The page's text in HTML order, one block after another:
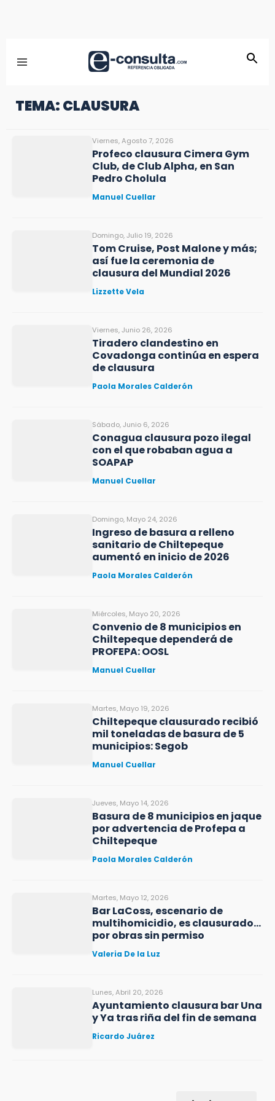
TEMA: CLAUSURA
Viernes, Agosto 7, 2026
Profeco clausura Cimera Gym
Club, de Club Alpha, en San
Pedro Cholula
Manuel Cuellar
Domingo, Julio 19, 2026
Tom Cruise, Post Malone y más;
así fue la ceremonia de
clausura del Mundial 2026
Lizzette Vela
Viernes, Junio 26, 2026
Tiradero clandestino en
Covadonga continúa en espera
de clausura
Paola Morales Calderón
Sábado, Junio 6, 2026
Conagua clausura pozo ilegal
con el que robaban agua a
SOAPAP
Manuel Cuellar
Domingo, Mayo 24, 2026
Ingreso de basura a relleno
sanitario de Chiltepeque
aumentó en inicio de 2026
Paola Morales Calderón
Miércoles, Mayo 20, 2026
Convenio de 8 municipios en
Chiltepeque dependerá de
PROFEPA: OOSL
Manuel Cuellar
Martes, Mayo 19, 2026
Chiltepeque clausurado recibió
mil toneladas de basura de 5
municipios: Segob
Manuel Cuellar
Jueves, Mayo 14, 2026
Basura de 8 municipios en jaque
por advertencia de Profepa a
Chiltepeque
Paola Morales Calderón
Martes, Mayo 12, 2026
Bar LaCoss, escenario de
multihomicidio, es clausurado…
por obras sin permiso
Valeria De la Luz
Lunes, Abril 20, 2026
Ayuntamiento clausura bar Una
y Ya tras riña del fin de semana
Ricardo Juárez